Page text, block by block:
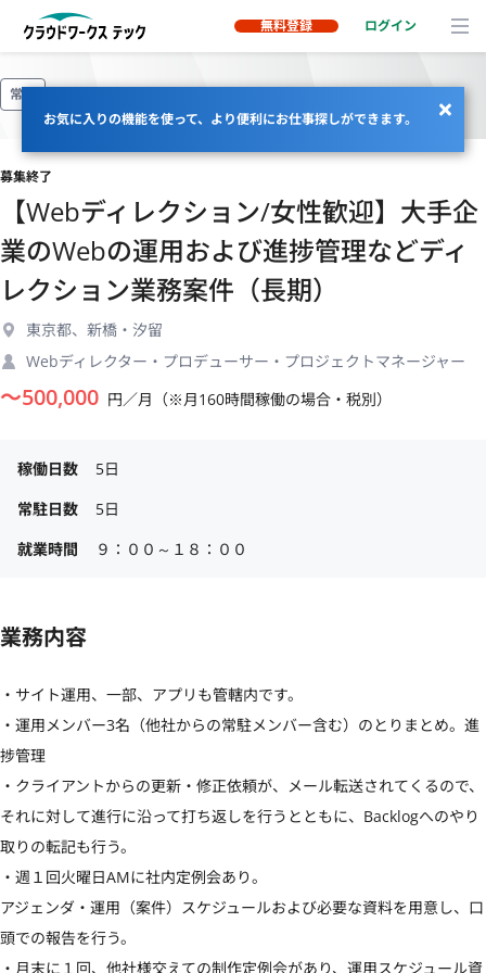
無料登録 ログイン
お気に入りの機能を使って、より便利にお仕事探しができます。
常駐
募集終了
【Webディレクション/女性歓迎】大手企
業のWebの運用および進捗管理などディ
レクション業務案件（長期）
東京都、新橋・汐留
Webディレクター・プロデューサー・プロジェクトマネージャー
〜500,000 円／月（※月160時間稼働の場合・税別）
稼働日数
5日
常駐日数
5日
就業時間
９：００～１８：００
業務内容
・サイト運用、一部、アプリも管轄内です。
・運用メンバー3名（他社からの常駐メンバー含む）のとりまとめ。進
捗管理
・クライアントからの更新・修正依頼が、メール転送されてくるので、
それに対して進行に沿って打ち返しを行うとともに、Backlogへのやり
取りの転記も行う。
・週１回火曜日AMに社内定例会あり。
アジェンダ・運用（案件）スケジュールおよび必要な資料を用意し、口
頭での報告を行う。
・月末に１回、他社様交えての制作定例会があり、運用スケジュール資